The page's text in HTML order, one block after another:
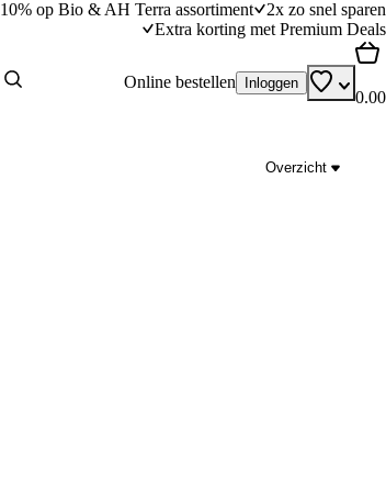
10% op Bio & AH Terra assortiment
2x zo snel sparen
Extra korting met Premium Deals
Online bestellen Inloggen
0.00
Overzicht